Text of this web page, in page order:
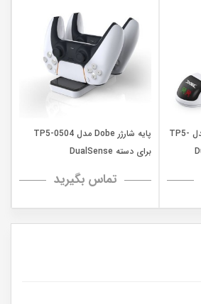
پایه شارژر چراغ دار Dobe مدل TP5-
پایه شارژر Dobe مدل TP5-0504
برای دسته DualSense
تماس بگیرید